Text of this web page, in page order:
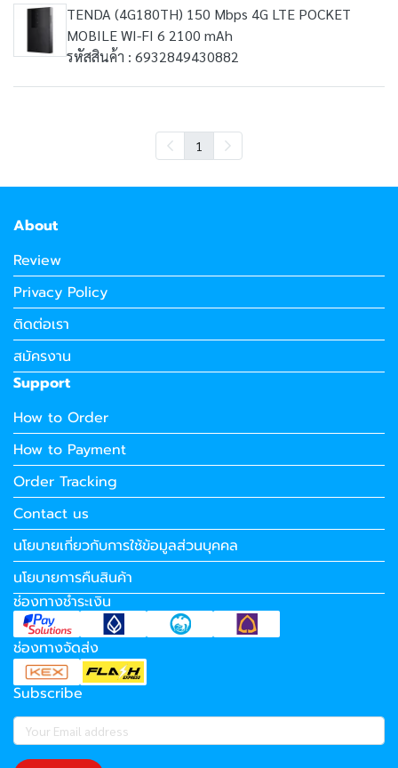
TENDA (4G180TH) 150 Mbps 4G LTE POCKET
MOBILE WI-FI 6 2100 mAh
รหัสสินค้า : 6932849430882
1
About
Review
Privacy Policy
ติดต่อเรา
สมัครงาน
Support
How to Order
How to Payment
Order Tracking
Contact us
นโยบายเกี่ยวกับการใช้ข้อมูลส่วนบุคคล
นโยบายการคืนสินค้า
ช่องทางชำระเงิน
ช่องทางจัดส่ง
Subscribe